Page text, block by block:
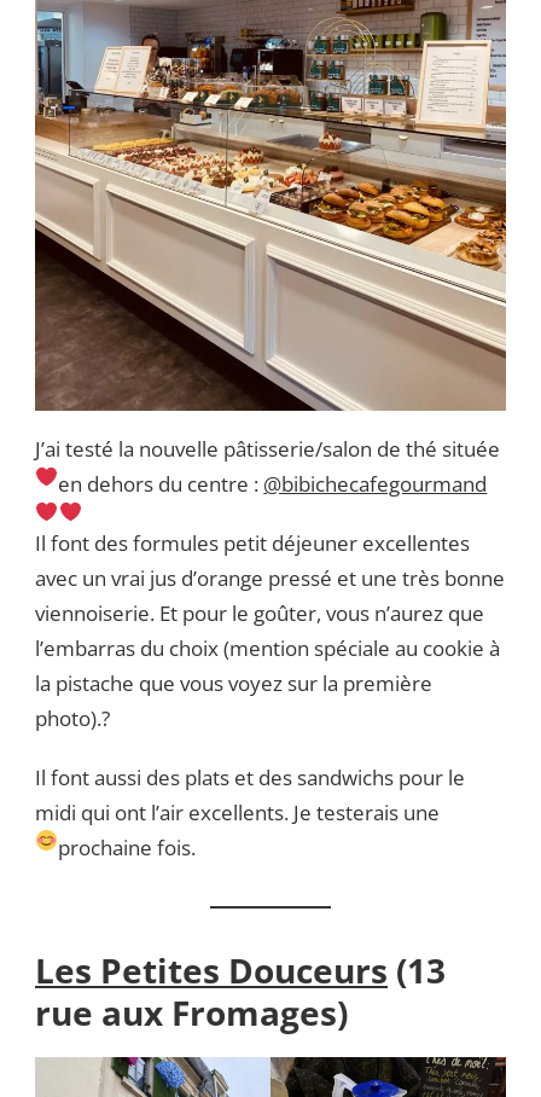
J’ai testé la nouvelle pâtisserie/salon de thé située
en dehors du centre : @bibichecafegourmand
Il font des formules petit déjeuner excellentes
avec un vrai jus d’orange pressé et une très bonne
viennoiserie. Et pour le goûter, vous n’aurez que
l’embarras du choix (mention spéciale au cookie à
la pistache que vous voyez sur la première
photo).?
Il font aussi des plats et des sandwichs pour le
midi qui ont l’air excellents. Je testerais une
prochaine fois.
Les Petites Douceurs (13
rue aux Fromages)